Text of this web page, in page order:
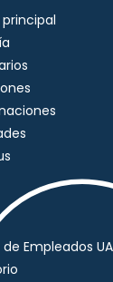
Empleados